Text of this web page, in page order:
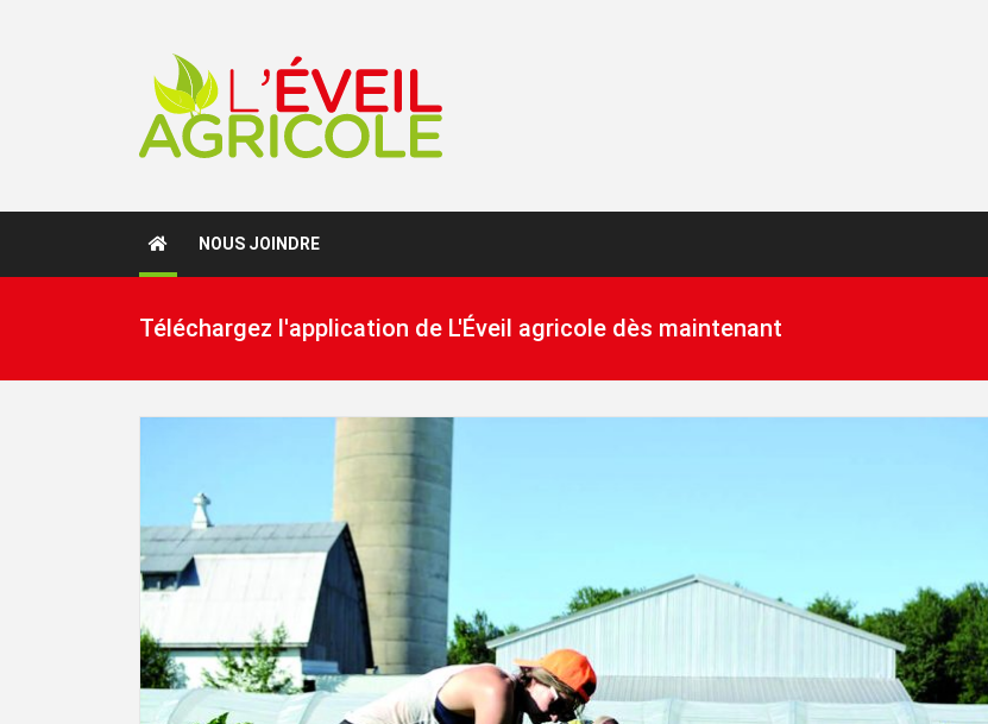
NOUS JOINDRE
Téléchargez l'application de L'Éveil agricole dès maintenant
L'ÉVEIL AGRICOLE